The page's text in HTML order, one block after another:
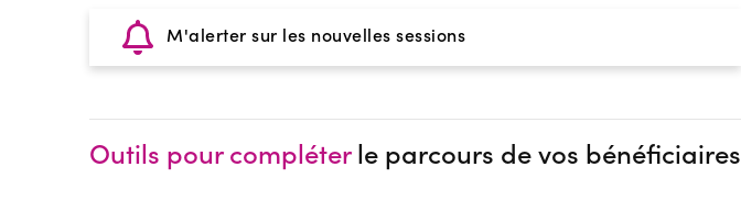
M'alerter sur les nouvelles sessions
Outils pour compléterle parcours de vos bénéficiaires